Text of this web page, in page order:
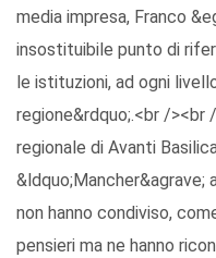
media impresa, Franco
insostituibile punto di
le istituzioni, ad ogni
regione&rdquo;.<br /><br
regionale di Avanti
non hanno condiviso,
pensieri ma ne hanno